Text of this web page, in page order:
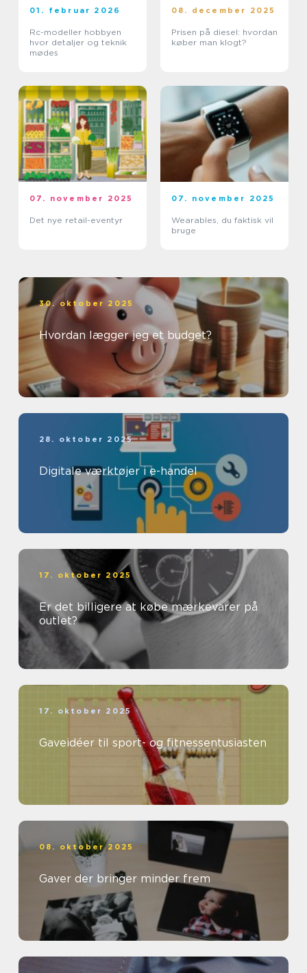
01. februar 2026
Rc-modeller hobbyen
hvor detaljer og teknik
mødes
08. december 2025
Prisen på diesel: hvordan
køber man klogt?
07. november 2025
Det nye retail-eventyr
07. november 2025
Wearables, du faktisk vil
bruge
30. oktober 2025
Hvordan lægger jeg et budget?
28. oktober 2025
Digitale værktøjer i e-handel
17. oktober 2025
Er det billigere at købe mærkevarer på
outlet?
17. oktober 2025
Gaveidéer til sport- og fitnessentusiasten
08. oktober 2025
Gaver der bringer minder frem